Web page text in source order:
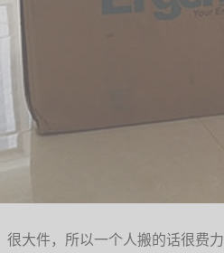
很大件，所以一个人搬的话很费